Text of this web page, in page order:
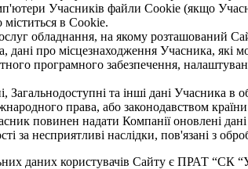
Учасників файли Сookie (якщо
в Сookie.
обладнання, на якому розташований
про місцезнаходження Учасника,
програмного забезпечення,
та інші дані Учасника в
права, або законодавством
повинен надати Компанії оновлені
за несприятливі наслідки, пов'язані з
даних користувачів Сайту є ПРАТ “СК